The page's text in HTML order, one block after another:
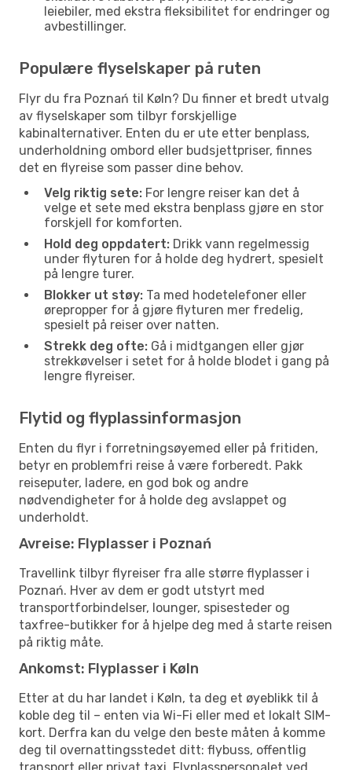
leiebiler, med ekstra fleksibilitet for endringer og
avbestillinger.
Populære flyselskaper på ruten
Flyr du fra Poznań til Køln? Du finner et bredt utvalg
av flyselskaper som tilbyr forskjellige
kabinalternativer. Enten du er ute etter benplass,
underholdning ombord eller budsjettpriser, finnes
det en flyreise som passer dine behov.
Velg riktig sete: For lengre reiser kan det å
velge et sete med ekstra benplass gjøre en stor
forskjell for komforten.
Hold deg oppdatert: Drikk vann regelmessig
under flyturen for å holde deg hydrert, spesielt
på lengre turer.
Blokker ut støy: Ta med hodetelefoner eller
ørepropper for å gjøre flyturen mer fredelig,
spesielt på reiser over natten.
Strekk deg ofte: Gå i midtgangen eller gjør
strekkøvelser i setet for å holde blodet i gang på
lengre flyreiser.
Flytid og flyplassinformasjon
Enten du flyr i forretningsøyemed eller på fritiden,
betyr en problemfri reise å være forberedt. Pakk
reiseputer, ladere, en god bok og andre
nødvendigheter for å holde deg avslappet og
underholdt.
Avreise: Flyplasser i Poznań
Travellink tilbyr flyreiser fra alle større flyplasser i
Poznań. Hver av dem er godt utstyrt med
transportforbindelser, lounger, spisesteder og
taxfree-butikker for å hjelpe deg med å starte reisen
på riktig måte.
Ankomst: Flyplasser i Køln
Etter at du har landet i Køln, ta deg et øyeblikk til å
koble deg til – enten via Wi-Fi eller med et lokalt SIM-
kort. Derfra kan du velge den beste måten å komme
deg til overnattingsstedet ditt: flybuss, offentlig